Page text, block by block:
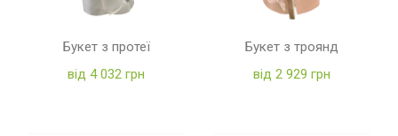
Букет з протеї
від 4 032 грн
Букет з троянд
від 2 929 грн